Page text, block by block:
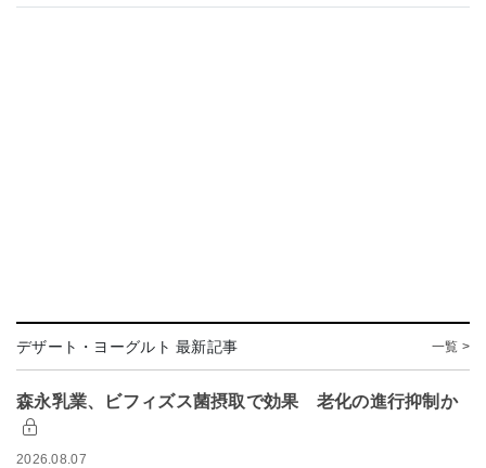
デザート・ヨーグルト 最新記事 一覧 >
森永乳業、ビフィズス菌摂取で効果 老化の進行抑制か
2026.08.07